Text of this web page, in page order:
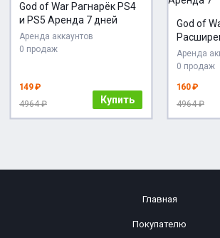
God of War Рагнарёк PS4
и PS5 Аренда 7 дней
Аренда аккаунтов
0 продаж
149 ₽
4964 ₽
Купить
God of
(PS5/
Аренда
0 продаж
160 ₽
4964 ₽
Главная
Покупателю